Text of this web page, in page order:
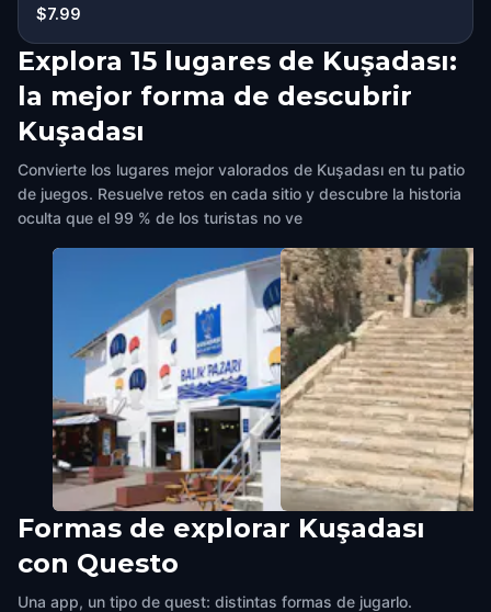
$7.99
Explora 15 lugares de Kuşadası:
la mejor forma de descubrir
Kuşadası
Convierte los lugares mejor valorados de Kuşadası en tu patio
de juegos. Resuelve retos en cada sitio y descubre la historia
oculta que el 99 % de los turistas no ve
The Fish Market
Kuşadası,Turkey
Güvercin Ada Fortress
Formas de explorar Kuşadası
con Questo
Una app, un tipo de quest: distintas formas de jugarlo.